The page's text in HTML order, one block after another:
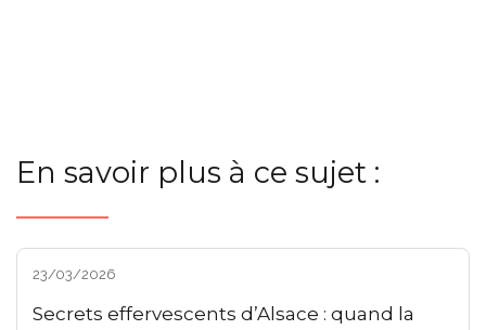
En savoir plus à ce sujet :
23/03/2026
Secrets effervescents d’Alsace : quand la